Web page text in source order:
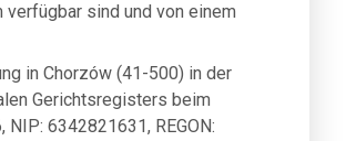
sind und von einem
in Chorzów (41-500) in der
Gerichtsregisters beim
6342821631, REGON: